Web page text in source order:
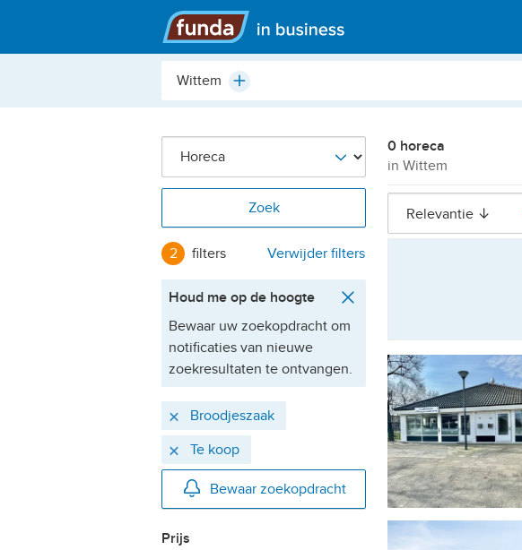
Hoofdmenu
Plaats,
etc.
Plus
Zoek
2 filters Verwijder filters
Houd me op de hoogte
Bewaar uw zoekopdracht om
notificaties van nieuwe
zoekresultaten te ontvangen.
Actieve
filters
Verwijder
Broodjeszaak
Verwijder
Te koop
Bewaar zoekopdracht
Prijs
0 horeca
in Wittem